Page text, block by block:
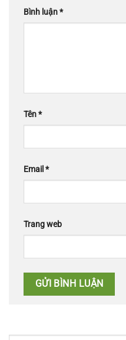
Bình luận*
Tên*
Email *
Trang web